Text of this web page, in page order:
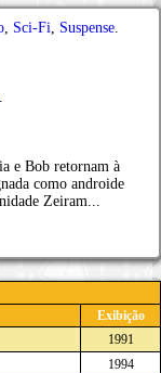
Sci-Fi Suspense
e Bob retornam à
como androide
Zeiram...
Exibição
1991
1994